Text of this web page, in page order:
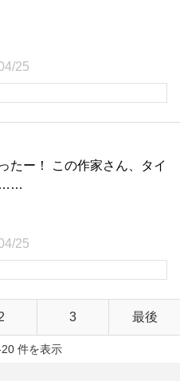
25
たー！ この作家さん、タイ
……
25
3 最後
件を表示